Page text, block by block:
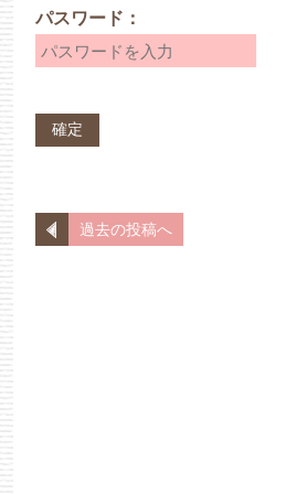
パスワード：
過去の投稿へ